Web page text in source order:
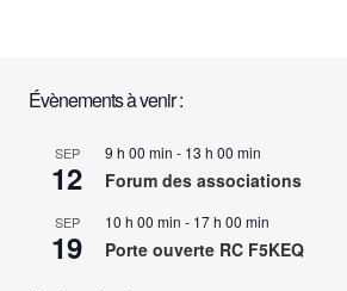
t
o
n
É
Évènements à venir :
SEP
12
9 h 00 min - 13 h 00 min
Forum des associations
SEP
19
10 h 00 min - 17 h 00 min
Porte ouverte RC F5KEQ